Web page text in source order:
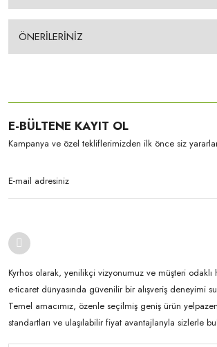
ÖNERİLERİNİZ
E-BÜLTENE KAYIT OL
Kampanya ve özel tekliflerimizden ilk önce siz
Kyrhos olarak, yenilikçi vizyonumuz ve müşteri odaklı
e-ticaret dünyasında güvenilir bir alışveriş deneyimi
Temel amacımız, özenle seçilmiş geniş ürün
standartları ve ulaşılabilir fiyat avantajlarıyla sizlerle